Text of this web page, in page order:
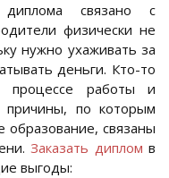
диплома связано с
физически не
нужно ухаживать за
деньги. Кто-то
процессе работы и
причины, по которым
образование, связаны
Заказать диплом в
выгоды: